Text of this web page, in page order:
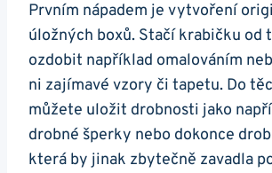
Prvním nápadem je vytvoření
úložných boxů.​ Stačí krabičku od
ozdobit například omalováním
ni zajímavé vzory či tapetu. Do
můžete uložit drobnosti jako
drobné šperky nebo dokonce
která by jinak zbytečně zavadla